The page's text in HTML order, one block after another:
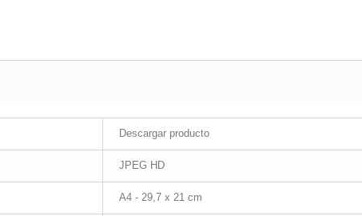
Descargar producto
JPEG HD
A4 - 29,7 x 21 cm